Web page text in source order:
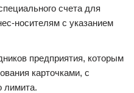
счета для
носителям с указанием
предприятия, которым
карточками, с
лимита.